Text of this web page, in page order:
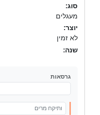
סוג:
מעגלים
יוצר:
לא זמין
שנה:
גרסאות
ותיקח מרים